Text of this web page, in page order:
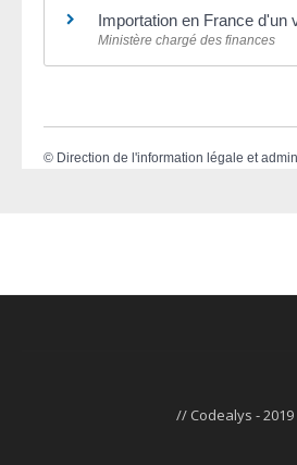
Importation en France d'un
Ministère chargé des finances
© Direction de l'information légale et
// Codealys - 2019